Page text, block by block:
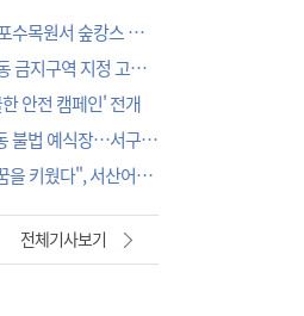
"책 한 권이 아이들의 꿈을 키웠다", 서산어린이도서관, 독서문화 프로젝트 성황리 마무리
"직장도 마음 건강 돌본다", 서산시, 산업현장 자살예방 안전망 확대
"바다의 숨결을 무대에 담다", 서산문화회관, 공명 콘서트 '은하의 물고기' 공연
LH 전세사기 피해주택 매입 1만가구 돌파…피해 인정도 4만건 넘어
"경로당이 건강지킴이로", 서산시, 어르신 질환 예방부터 금연까지 '찾아가는 건강행정' 강화
건국대 글로컬캠퍼스 RISE사업단, ISO 국제표준 심사원 교육 성료
전체기사보기